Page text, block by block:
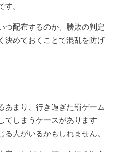
。
つ配布するのか、勝敗の判定
決めておくことで混乱を防げ
あまり、行き過ぎた罰ゲーム
てしまうケースがあります
人がいるかもしれません。